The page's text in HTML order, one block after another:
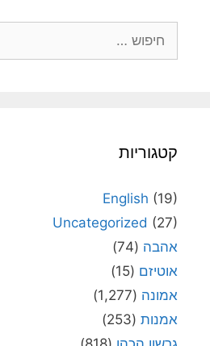
קטגוריות
English (19)
Uncategorized (27)
אהבה (74)
אוטיזם (15)
אמונה (1,277)
אמנות (253)